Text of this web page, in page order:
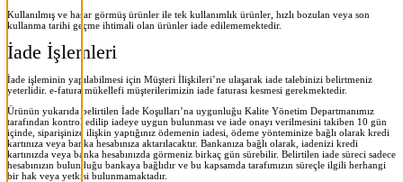
Kullanılmış ve hasar görmüş ürünler ile tek kullanımlık ürünler, hızlı bozulan veya son
kullanma tarihi geçme ihtimali olan ürünler iade edilememektedir.
İade İşlemleri
İade işleminin yapılabilmesi için Müşteri İlişkileri’ne ulaşarak iade talebinizi belirtmeniz
yeterlidir. e-fatura mükellefi müşterilerimizin iade faturası kesmesi gerekmektedir.
Ürünün yukarıda belirtilen İade Koşulları’na uygunluğu Kalite Yönetim Departmanımız
tarafından kontrol edilip iadeye uygun bulunması ve iade onayı verilmesini takiben 10 gün
içinde, siparişinize ilişkin yaptığınız ödemenin iadesi, ödeme yönteminize bağlı olarak kredi
kartınıza veya banka hesabınıza aktarılacaktır. Bankanıza bağlı olarak, iadenizi kredi
kartınızda veya banka hesabınızda görmeniz birkaç gün sürebilir. Belirtilen iade süreci sadece
hesabınızın bulunduğu bankaya bağlıdır ve bu kapsamda tarafımızın süreçle ilgili herhangi
bir hak veya yetkisi bulunmamaktadır.